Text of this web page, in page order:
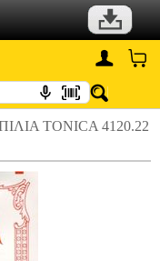
TONICA 4120.22